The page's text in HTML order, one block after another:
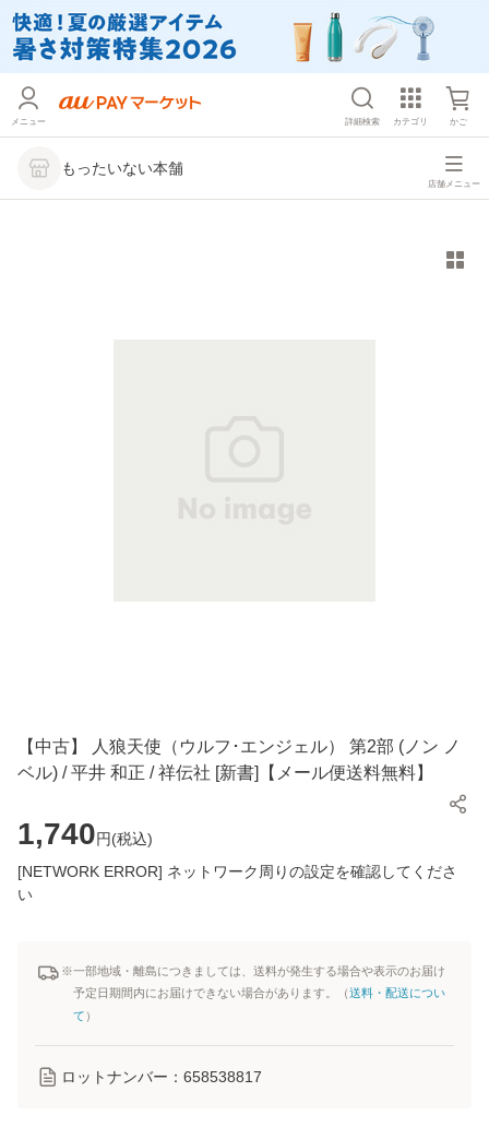
メニュー 詳細検索 カテゴリ かご
もったいない本舗
店舗メニュー
【中古】 人狼天使（ウルフ･エンジェル） 第2部 (ノン ノ
ベル) / 平井 和正 / 祥伝社 [新書]【メール便送料無料】
1,740円(税込)
[NETWORK ERROR] ネットワーク周りの設定を確認してくださ
い
※一部地域・離島につきましては、送料が発生する場合や表示のお届け
予定日期間内にお届けできない場合があります。（送料・配送につい
て ）
ロットナンバー： 658538817